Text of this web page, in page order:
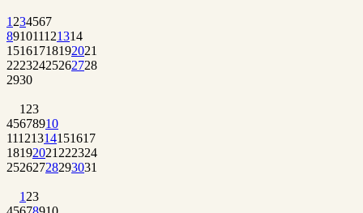
1 234567
891011121314
15161718192021
22232425262728
2930
1 23
45678910
11121314151617
18192021 222324
25262728293031
1 23